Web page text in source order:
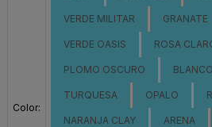
Color:
VERDE MILITAR GRANATE
VERDE OASIS ROSA
PLOMO OSCURO
TURQUESA OPALO
NARANJA CLAY ARENA